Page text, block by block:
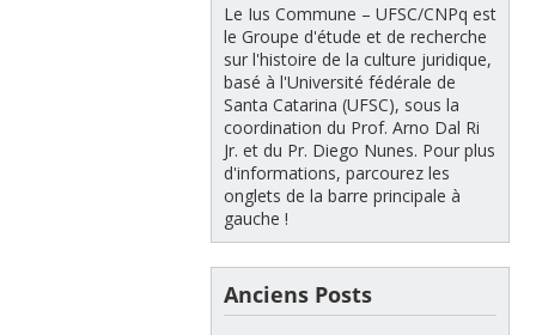
Le Ius Commune – UFSC/CNPq est
le Groupe d'étude et de recherche
sur l'histoire de la culture juridique,
basé à l'Université fédérale de
Santa Catarina (UFSC), sous la
coordination du Prof. Arno Dal Ri
Jr. et du Pr. Diego Nunes. Pour plus
d'informations, parcourez les
onglets de la barre principale à
gauche !
Anciens Posts